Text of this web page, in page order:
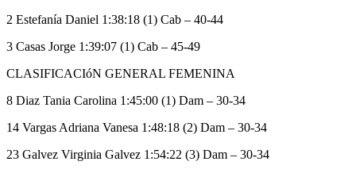
2 Estefanía Daniel 1:38:18 (1) Cab – 40-44
3 Casas Jorge 1:39:07 (1) Cab – 45-49
CLASIFICACIóN GENERAL FEMENINA
8 Diaz Tania Carolina 1:45:00 (1) Dam – 30-34
14 Vargas Adriana Vanesa 1:48:18 (2) Dam – 30-34
23 Galvez Virginia Galvez 1:54:22 (3) Dam – 30-34